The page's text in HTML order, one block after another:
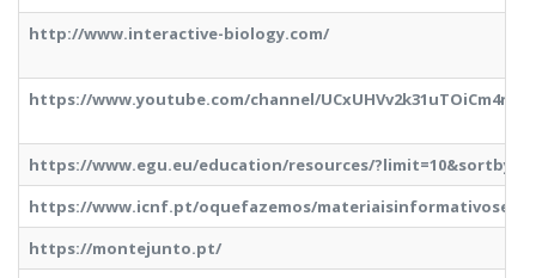
http://www.interactive-biology.com/
https://www.youtube.com/channel/
https://www.egu.eu/education/resources/
https://www.icnf.pt/oquefazemos/
https://montejunto.pt/